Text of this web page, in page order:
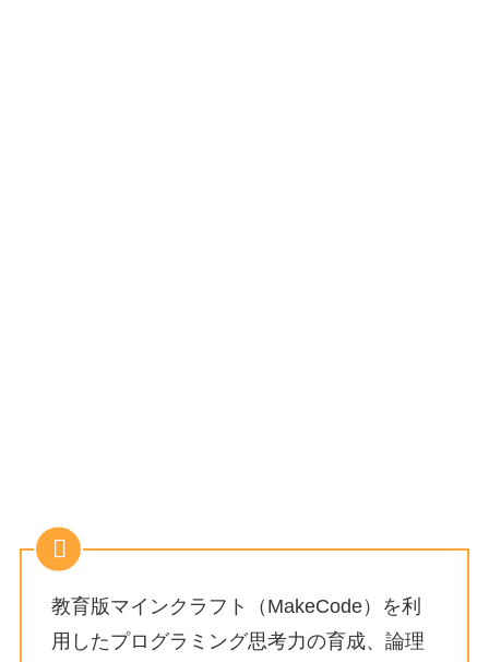
教育版マインクラフト（MakeCode）を利
用したプログラミング思考力の育成、論理